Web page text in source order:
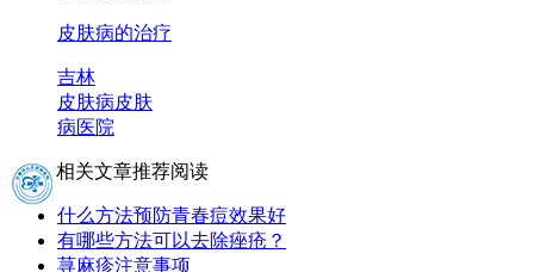
皮肤病的治疗
吉林
皮肤病皮肤
病医院
相关文章推荐阅读
什么方法预防青春痘效果好
有哪些方法可以去除痤疮？
荨麻疹注意事项